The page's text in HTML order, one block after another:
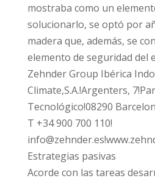
mostraba como un
solucionarlo, se optó por
madera que, además, se
elemento de seguridad del
Zehnder Group Ibérica
Climate,S.A.!Argenters,
Tecnológico!08290
T +34 900 700 110!
Estrategias pasivas
Acorde con las tareas